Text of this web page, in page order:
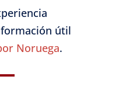
útil
Noruega.